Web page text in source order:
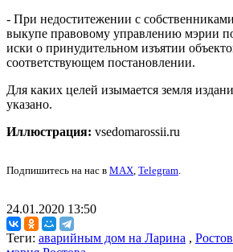
- При недоститежении с
выкупе правовому управлению мэрии
иски о принудительном изъятии
соответствующем постановлении.
Для каких целей изымается земля
указано.
Иллюстрация: vsedomarossii.ru
Подпишитесь на нас в MAX, Telegram.
24.01.2020 13:50
Теги: аварийным дом на Ларина , Ростов